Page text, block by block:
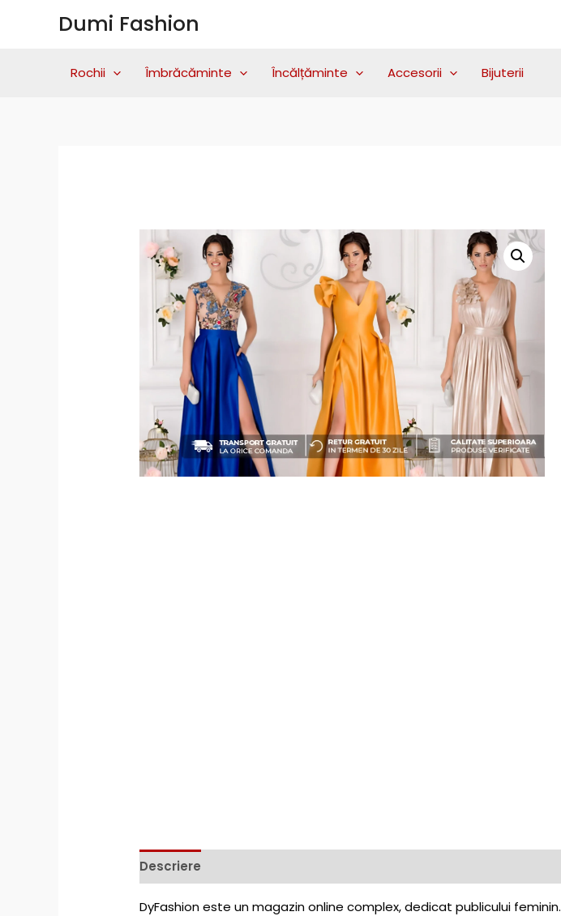
Dumi Fashion
Rochii Îmbrăcăminte Încălțăminte Accesorii Bijuterii
Descriere
DyFashion este un magazin online complex, dedicat publicului feminin.